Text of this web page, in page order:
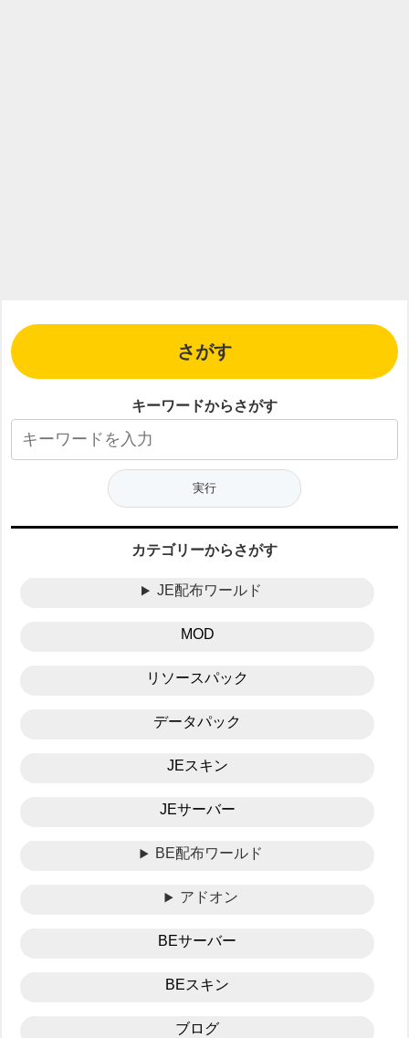
さがす
キーワードからさがす
カテゴリーからさがす
JE配布ワールド
MOD
リソースパック
データパック
JEスキン
JEサーバー
BE配布ワールド
アドオン
BEサーバー
BEスキン
ブログ